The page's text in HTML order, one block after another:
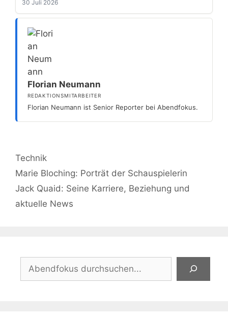
30 Juli 2026
Florian Neumann
REDAKTIONSMITARBEITER
Florian Neumann ist Senior Reporter bei Abendfokus.
Kategorien
Technik
Marie Bloching: Porträt der Schauspielerin
Jack Quaid: Seine Karriere, Beziehung und
aktuelle News